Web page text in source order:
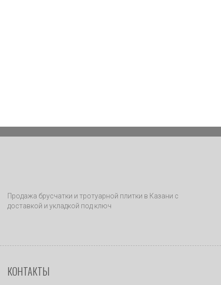
Продажа брусчатки и тротуарной плитки в Казани с
доставкой и укладкой под ключ
КОНТАКТЫ